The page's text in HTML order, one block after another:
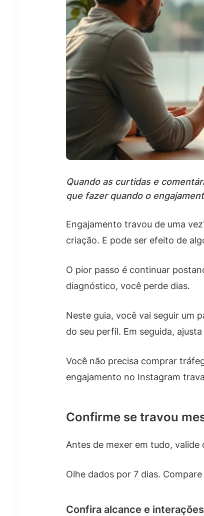
Quando as curtidas e
que fazer quando o
Engajamento travou de uma
criação. E pode ser efeito de
O pior passo é continuar
diagnóstico, você perde dias.
Neste guia, você vai seguir um
do seu perfil. Em seguida,
Você não precisa comprar
engajamento no Instagram
Confirme se travou
Antes de mexer em tudo, valide
Olhe dados por 7 dias.
Confira alcance e interações